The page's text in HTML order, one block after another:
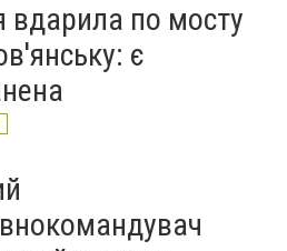
вдарила по мосту
є